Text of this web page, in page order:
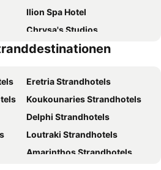
Ilion Spa Hotel
Chrysa's Studios
Angela
Zoe Seaside
Hotel Florakis
Galini
Fivos
Hotel Aidipsos
Eretria Strandhotels
Koukounaries Strandhotels
Delphi Strandhotels
Loutraki Strandhotels
Amarinthos Strandhotels